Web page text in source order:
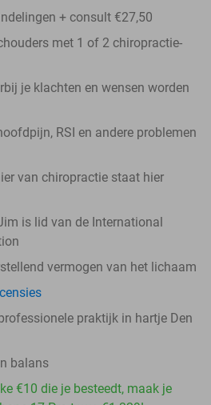
+ consult €27,50
met 1 of 2 chiropractie-
je klachten en wensen worden
RSI en andere problemen
van chiropractie staat hier
is lid van de International
vermogen van het lichaam
praktijk in hartje Den
balans
€10 die je besteedt, maak je